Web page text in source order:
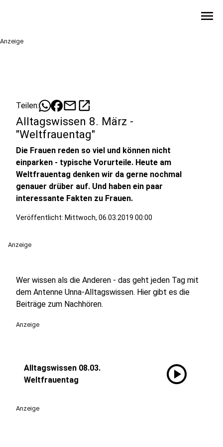
menu
Anzeige
Teilen: mailopen_in_new
Alltagswissen 8. März -
"Weltfrauentag"
Die Frauen reden so viel und können nicht
einparken - typische Vorurteile. Heute am
Weltfrauentag denken wir da gerne nochmal
genauer drüber auf. Und haben ein paar
interessante Fakten zu Frauen.
Veröffentlicht: Mittwoch, 06.03.2019 00:00
Anzeige
Wer wissen als die Anderen - das geht jeden Tag mit
dem Antenne Unna-Alltagswissen. Hier gibt es die
Beiträge zum Nachhören.
Anzeige
Alltagswissen 08.03.
Weltfrauentag
play_circle
Anzeige